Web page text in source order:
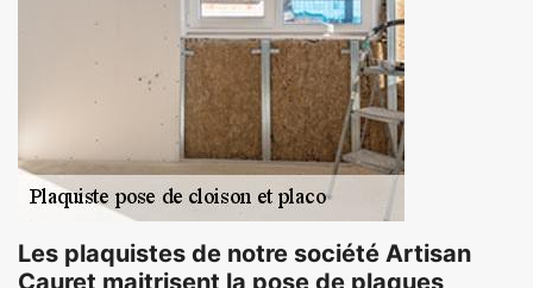
Les plaquistes de notre société Artisan
Cauret maitrisent la pose de plaques